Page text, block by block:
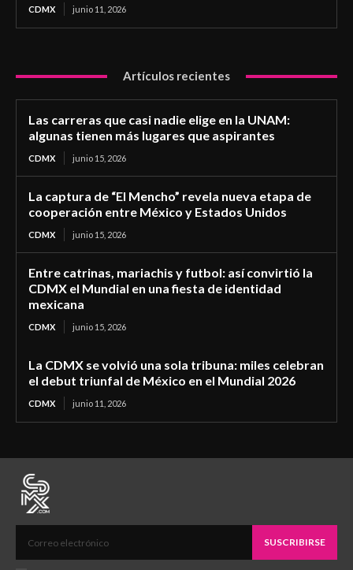
CDMX junio 11, 2026
Artículos recientes
Las carreras que casi nadie elige en la UNAM:
algunas tienen más lugares que aspirantes
CDMX junio 15, 2026
La captura de “El Mencho” revela nueva etapa de
cooperación entre México y Estados Unidos
CDMX junio 15, 2026
Entre catrinas, mariachis y futbol: así convirtió la
CDMX el Mundial en una fiesta de identidad
mexicana
CDMX junio 15, 2026
La CDMX se volvió una sola tribuna: miles celebran
el debut triunfal de México en el Mundial 2026
CDMX junio 11, 2026
SUSCRIBIRSE